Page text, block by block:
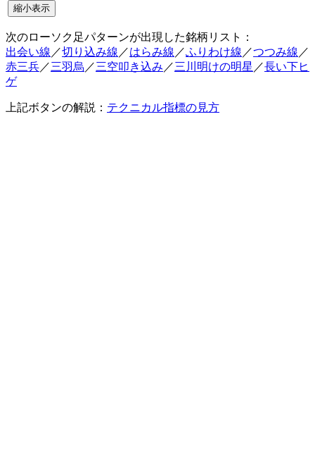
次のローソク足パターンが出現した銘柄リスト：
出会い線 ／切り込み線 ／はらみ線 ／ふりわけ線 ／つつみ線 ／
赤三兵／三羽烏 ／三空叩き込み ／三川明けの明星 ／長い下ヒ
ゲ
上記ボタンの解説： テクニカル指標の見方